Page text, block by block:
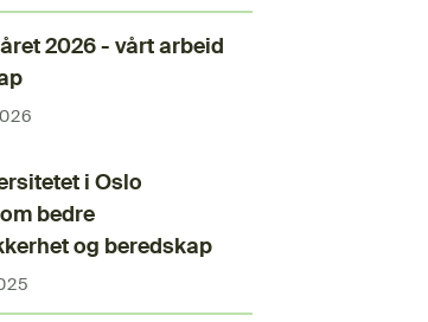
2026 - vårt arbeid
i Oslo
bedre
og beredskap